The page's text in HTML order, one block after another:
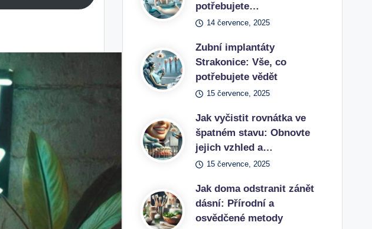
potřebujete…
14 července, 2025
Zubní implantáty
Strakonice: Vše, co
potřebujete vědět
15 července, 2025
Jak vyčistit rovnátka ve
špatném stavu: Obnovte
jejich vzhled a…
15 července, 2025
Jak doma odstranit zánět
dásní: Přírodní a
osvědčené metody